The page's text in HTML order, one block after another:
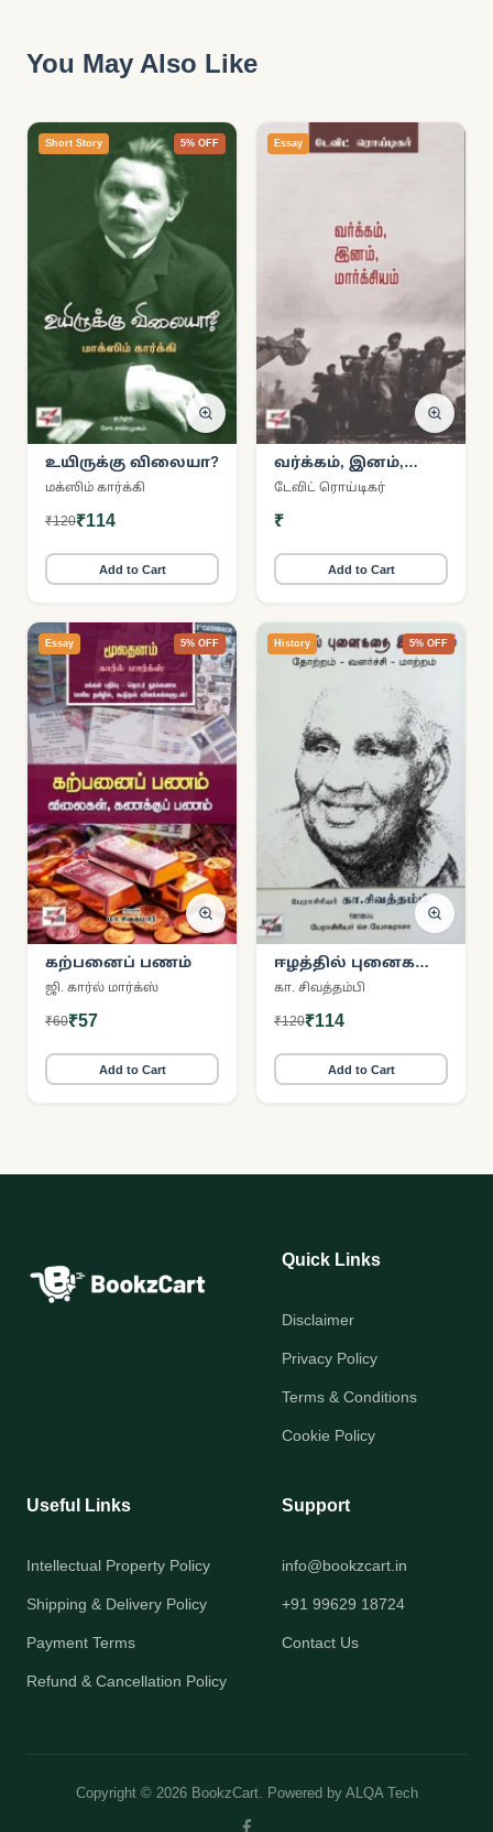
You May Also Like
Short Story 5% OFF
உயிருக்கு விலையா?
மக்ஸிம் கார்க்கி
₹120₹114
Add to Cart
Essay
வர்க்கம், இனம்,
மார்க்சியம்
டேவிட் ரொய்டிகர்
₹
Add to Cart
Essay 5% OFF
கற்பனைப் பணம்
ஜி. கார்ல் மார்க்ஸ்
₹60₹57
Add to Cart
History 5% OFF
ஈழத்தில் புனைகதை
இலக்கியம்
கா. சிவத்தம்பி
₹120₹114
Add to Cart
Quick Links
Disclaimer
Privacy Policy
Terms & Conditions
Cookie Policy
Useful Links
Intellectual Property Policy
Shipping & Delivery Policy
Payment Terms
Refund & Cancellation Policy
Support
info@bookzcart.in
+91 99629 18724
Contact Us
Copyright © 2026 BookzCart. Powered by ALQA Tech